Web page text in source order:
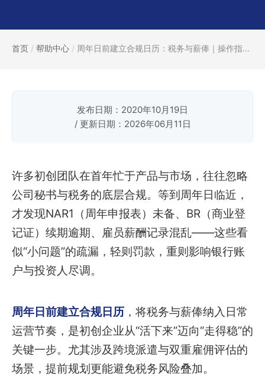
首页 / 帮助中心 / 周年日前建立合规日历：税务与薪俸｜操作指...
发布日期：2020年10月19日
/ 更新日期：2026年06月11日
许多初创团队在首年忙于产品与市场，往往忽略
公司秘书与税务的底层合规。等到周年日临近，
才发现NAR1（周年申报表）未备、BR（商业登
记证）续期逾期、雇员薪酬记录混乱——这些看
似“小问题”的疏漏，轻则罚款，重则影响银行账
户与投资人尽调。
周年日前建立合规日历 ，将税务与薪俸纳入日常
运营节奏，是初创企业从“活下来”迈向“走得稳”的
关键一步。尤其涉及跨境派遣与双重雇佣评估的
场景，提前规划更能避免税务风险叠加。